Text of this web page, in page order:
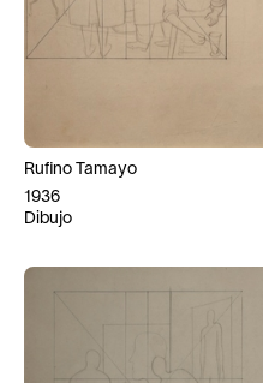
Rufino Tamayo
1936
Dibujo